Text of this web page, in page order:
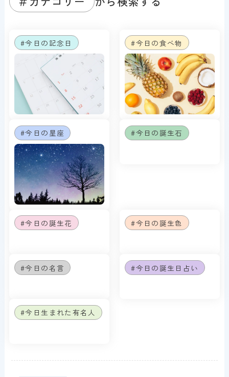
#今日の記念日 #今日の食べ物
#今日の星座 #今日の誕生石
#今日の誕生花 #今日の誕生色
#今日の名言 #今日の誕生日占い
#今日生まれた有名人